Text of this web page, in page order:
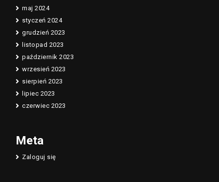
maj 2024
styczeń 2024
grudzień 2023
listopad 2023
październik 2023
wrzesień 2023
sierpień 2023
lipiec 2023
czerwiec 2023
Meta
Zaloguj się